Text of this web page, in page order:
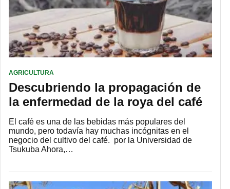
AGRICULTURA
Descubriendo la propagación de
la enfermedad de la roya del café
El café es una de las bebidas más populares del
mundo, pero todavía hay muchas incógnitas en el
negocio del cultivo del café. por la Universidad de
Tsukuba Ahora,…